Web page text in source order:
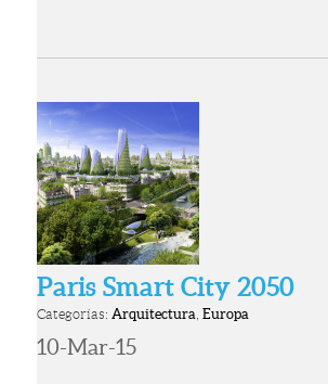
Paris Smart City 2050
Categorías:Arquitectura,Europa
10-Mar-15